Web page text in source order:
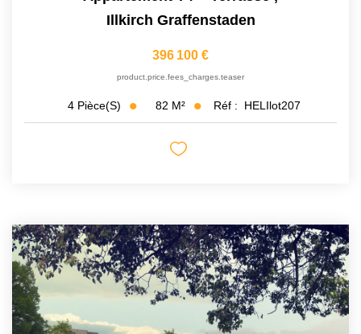
Illkirch Graffenstaden
396 100 €
product.price.fees_charges.teaser
4 Pièce(s) 82 M² Réf : HELIlot207